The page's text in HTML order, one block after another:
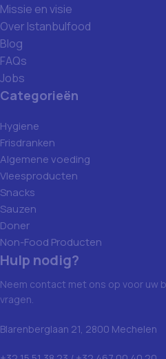
Missie en visie
Over Istanbulfood
Blog
FAQs
Jobs
Categorieën
Hygiene
Frisdranken
Algemene voeding
Vleesproducten
Snacks
Sauzen
Doner
Non-Food Producten
Hulp nodig?
Neem contact met ons op voor uw
vragen.
Blarenberglaan 21, 2800 Mechelen